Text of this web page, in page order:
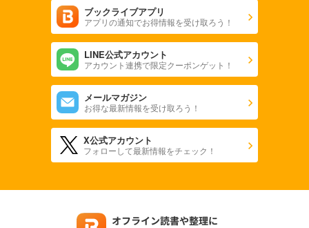
ブックライブアプリ
アプリの通知でお得情報を受け取ろう！
LINE公式アカウント
アカウント連携で限定クーポンゲット！
メールマガジン
お得な最新情報を受け取ろう！
X公式アカウント
フォローして最新情報をチェック！